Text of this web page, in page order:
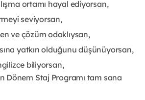
ortamı hayal ediyorsan,
seviyorsan,
ve çözüm odaklıysan,
yatkın olduğunu düşünüyorsan,
biliyorsan,
Dönem Staj Programı tam sana